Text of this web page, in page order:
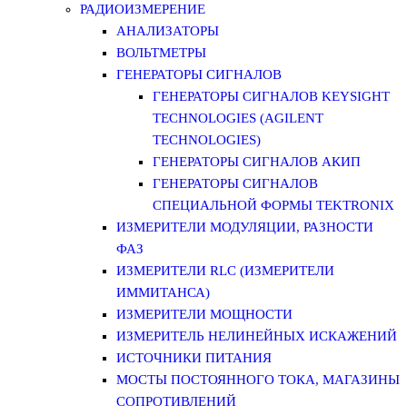
РАДИОИЗМЕРЕНИЕ
АНАЛИЗАТОРЫ
ВОЛЬТМЕТРЫ
ГЕНЕРАТОРЫ СИГНАЛОВ
ГЕНЕРАТОРЫ СИГНАЛОВ KEYSIGHT
TECHNOLOGIES (AGILENT
TECHNOLOGIES)
ГЕНЕРАТОРЫ СИГНАЛОВ АКИП
ГЕНЕРАТОРЫ СИГНАЛОВ
СПЕЦИАЛЬНОЙ ФОРМЫ TEKTRONIX
ИЗМЕРИТЕЛИ МОДУЛЯЦИИ, РАЗНОСТИ
ФАЗ
ИЗМЕРИТЕЛИ RLC (ИЗМЕРИТЕЛИ
ИММИТАНСА)
ИЗМЕРИТЕЛИ МОЩНОСТИ
ИЗМЕРИТЕЛЬ НЕЛИНЕЙНЫХ ИСКАЖЕНИЙ
ИСТОЧНИКИ ПИТАНИЯ
МОСТЫ ПОСТОЯННОГО ТОКА, МАГАЗИНЫ
СОПРОТИВЛЕНИЙ